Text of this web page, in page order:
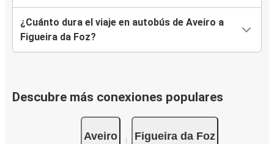
¿Cuánto dura el viaje en autobús de Aveiro a
Figueira da Foz?
Descubre más conexiones populares
Aveiro Figueira da Foz